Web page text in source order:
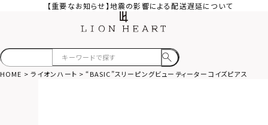
【重要なお知らせ】地震の影響による配送遅延について
HOME ライオンハート “BASIC”スリーピングビューティーターコイズピアス/シル